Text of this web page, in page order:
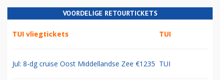
VOORDELIGE RETOURTICKETS
TUI vliegtickets TUI
Jul: 8-dg cruise Oost Middellandse Zee €1235 TUI